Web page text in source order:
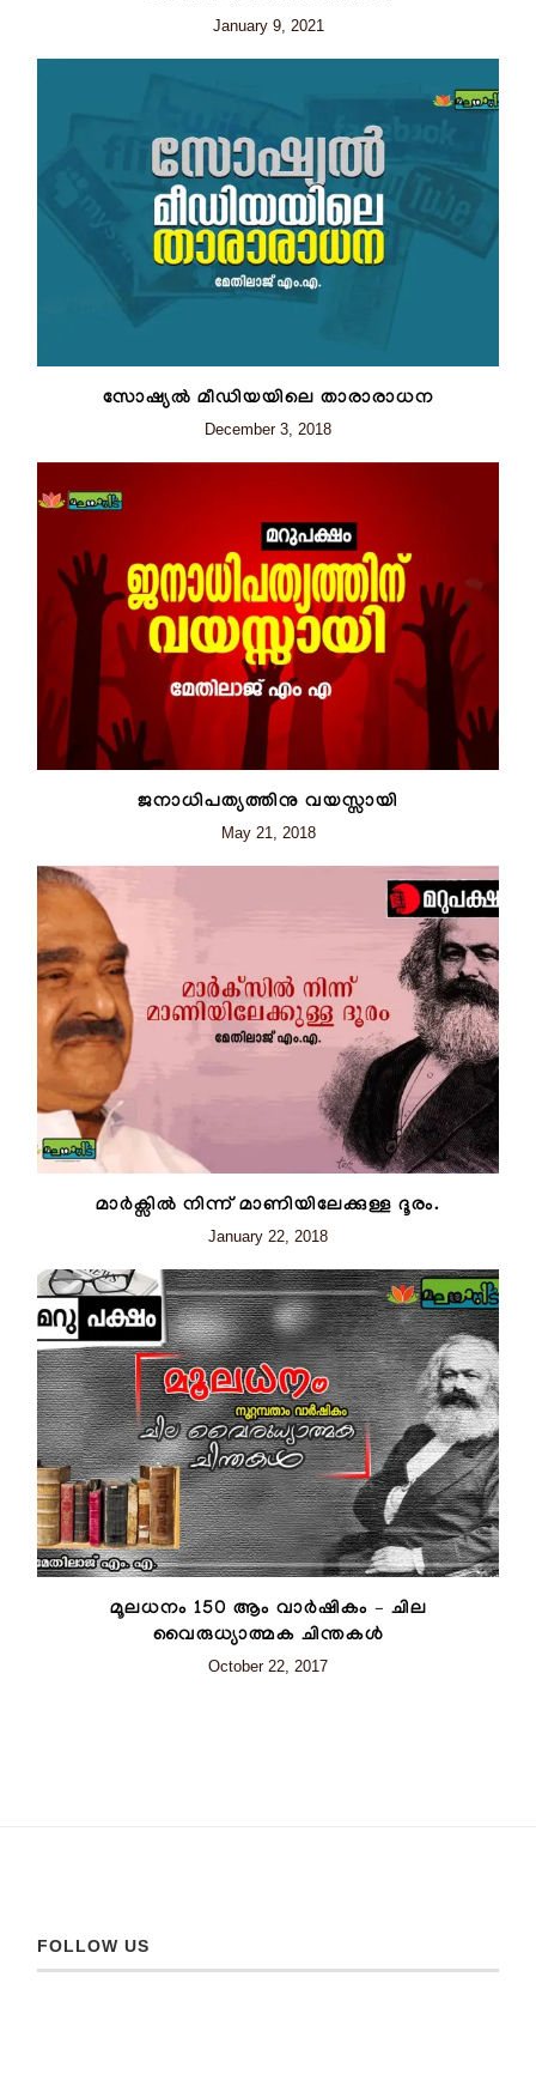
January 9, 2021
സോഷ്യൽ മീഡിയയിലെ താരാരാധന
December 3, 2018
ജനാധിപത്യത്തിനു വയസ്സായി
May 21, 2018
മാർക്സിൽ നിന്ന് മാണിയിലേക്കുള്ള ദൂരം.
January 22, 2018
മൂലധനം 150 ആം വാര്‍ഷികം – ചില
വൈരുധ്യാത്മക ചിന്തകള്‍
October 22, 2017
FOLLOW US